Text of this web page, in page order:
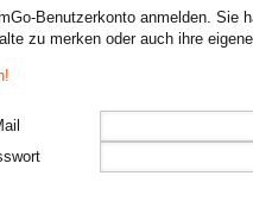
Benutzerkonto anmelden. Sie
zu merken oder auch ihre